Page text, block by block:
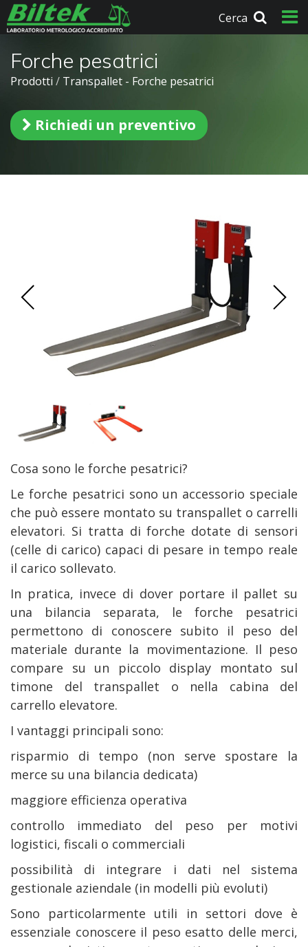
Cerca
Forche pesatrici
Prodotti / Transpallet - Forche pesatrici
Richiedi un preventivo
Cosa sono le forche pesatrici?
Le forche pesatrici sono un accessorio speciale
che può essere montato su transpallet o carrelli
elevatori. Si tratta di forche dotate di sensori
(celle di carico) capaci di pesare in tempo reale
il carico sollevato.
In pratica, invece di dover portare il pallet su
una bilancia separata, le forche pesatrici
permettono di conoscere subito il peso del
materiale durante la movimentazione. Il peso
compare su un piccolo display montato sul
timone del transpallet o nella cabina del
carrello elevatore.
I vantaggi principali sono:
risparmio di tempo (non serve spostare la
merce su una bilancia dedicata)
maggiore efficienza operativa
controllo immediato del peso per motivi
logistici, fiscali o commerciali
possibilità di integrare i dati nel sistema
gestionale aziendale (in modelli più evoluti)
Sono particolarmente utili in settori dove è
essenziale conoscere il peso esatto delle merci,